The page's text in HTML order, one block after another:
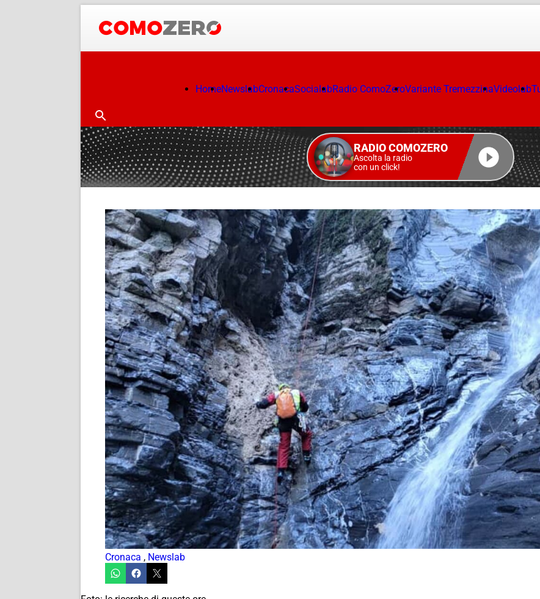
HomeNewslabCronacaSocialabRadio ComoZeroVariante TremezzinaVideolab
RADIO COMOZERO
Ascolta la radio
con un click!
Cronaca , Newslab